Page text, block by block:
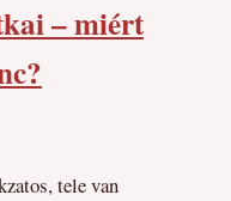
– miért
tele van